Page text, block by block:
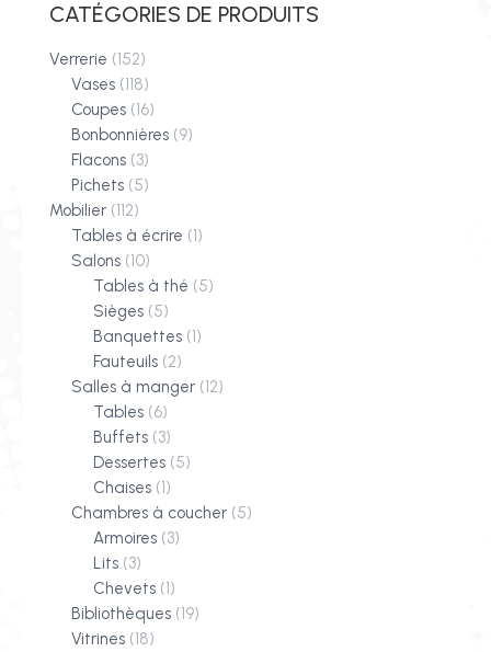
CATÉGORIES DE PRODUITS
Verrerie (152)
Vases (118)
Coupes (16)
Bonbonnières (9)
Flacons (3)
Pichets (5)
Mobilier (112)
Tables à écrire (1)
Salons (10)
Tables à thé (5)
Sièges (5)
Banquettes (1)
Fauteuils (2)
Salles à manger (12)
Tables (6)
Buffets (3)
Dessertes (5)
Chaises (1)
Chambres à coucher (5)
Armoires (3)
Lits (3)
Chevets (1)
Bibliothèques (19)
Vitrines (18)